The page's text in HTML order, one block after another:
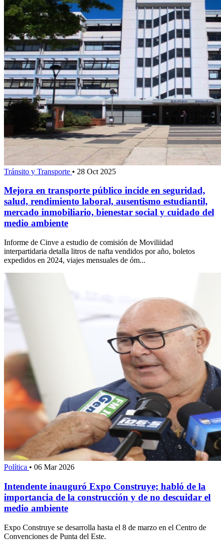
Tránsito y Transporte • 28 Oct 2025
Mejora en transporte público incide en seguridad,
salud, rendimiento laboral, ausentismo estudiantil,
mercado inmobiliario, bienestar social y cuidado del
medio ambiente
Informe de Cinve a estudio de comisión de Moviliidad
interpartidaria detalla litros de nafta vendidos por año, boletos
expedidos en 2024, viajes mensuales de óm...
Política • 06 Mar 2026
Intendente inauguró Expo Construye; habló de la
importancia de la construcción y de no descuidar el
medio ambiente
Expo Construye se desarrolla hasta el 8 de marzo en el Centro de
Convenciones de Punta del Este.